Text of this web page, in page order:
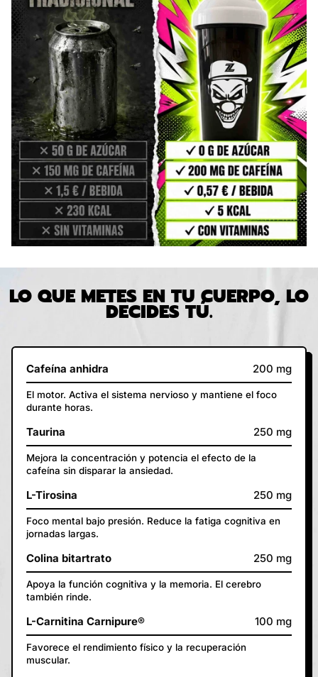
LO QUE METES EN TU CUERPO, LO
DECIDES TÚ.
Cafeína anhidra 200 mg
El motor. Activa el sistema nervioso y mantiene el foco
durante horas.
Taurina 250 mg
Mejora la concentración y potencia el efecto de la
cafeína sin disparar la ansiedad.
L-Tirosina 250 mg
Foco mental bajo presión. Reduce la fatiga cognitiva en
jornadas largas.
Colina bitartrato 250 mg
Apoya la función cognitiva y la memoria. El cerebro
también rinde.
L-Carnitina Carnipure® 100 mg
Favorece el rendimiento físico y la recuperación
muscular.